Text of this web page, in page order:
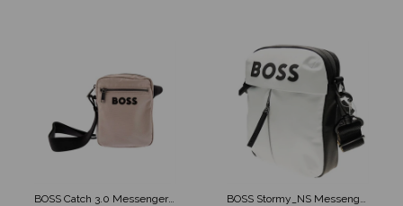
BOSS Catch 3.0 Messenger Taske Beige